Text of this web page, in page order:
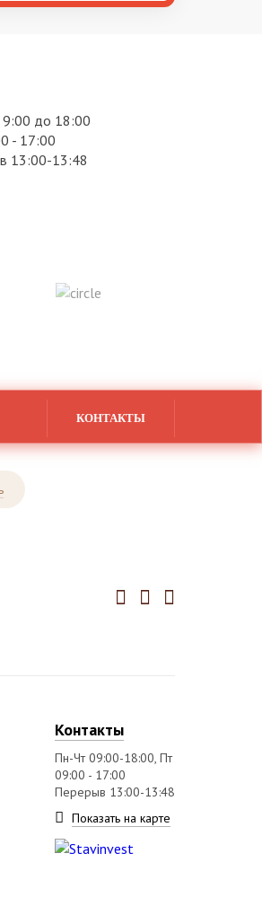
9:00 до 18:00
- 17:00
13:00-13:48
КОНТАКТЫ
Контакты
Пн-Чт 09:00-18:00, Пт
09:00 - 17:00
Перерыв 13:00-13:48
Показать на карте